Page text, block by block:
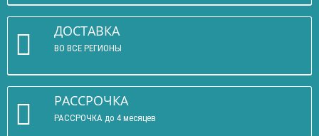
ДОСТАВКА
ВО ВСЕ РЕГИОНЫ
РАССРОЧКА
РАССРОЧКА до 4 месяцев